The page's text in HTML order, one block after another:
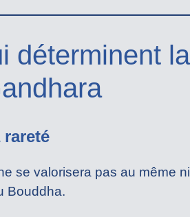
déterminent
rareté
se valorisera pas au même
Bouddha.